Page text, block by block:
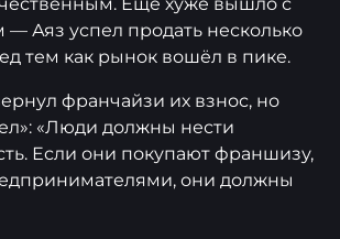
— Аяз успел продать несколько
тем как рынок вошёл в пике.
франчайзи их взнос, но
«Люди должны нести
Если они покупают франшизу,
они должны